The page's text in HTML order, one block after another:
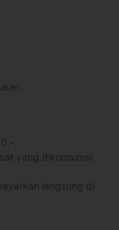
yang dikonsumsi
langsung di